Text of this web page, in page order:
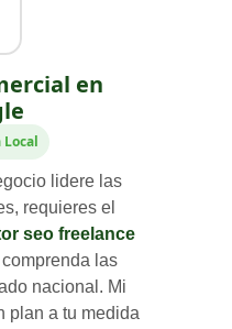
en
lidere las
requieres el
seo freelance
las
nacional. Mi
plan a tu medida